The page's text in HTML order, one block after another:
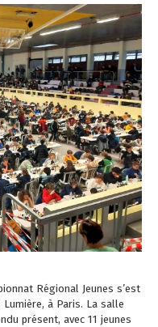
Régional Jeunes s’est
à Paris. La salle
présent, avec 11 jeunes